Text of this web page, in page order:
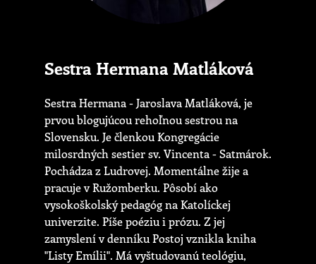
Sestra Hermana Matláková
Sestra Hermana - Jaroslava Matláková, je
prvou blogujúcou rehoľnou sestrou na
Slovensku. Je členkou Kongregácie
milosrdných sestier sv. Vincenta - Satmárok.
Pochádza z Ludrovej. Momentálne žije a
pracuje v Ružomberku. Pôsobí ako
vysokoškolský pedagóg na Katolíckej
univerzite. Píše poéziu i prózu. Z jej
zamyslení v denníku Postoj vznikla kniha
"Listy Emílii". Má vyštudovanú teológiu,